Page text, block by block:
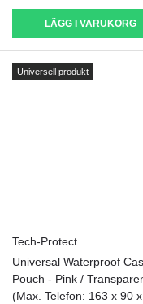
LÄGG I VARUKORG
Universell produkt
Tech-Protect
Universal Waterproof
Pouch - Pink /
(Max. Telefon: 163 x 90 x